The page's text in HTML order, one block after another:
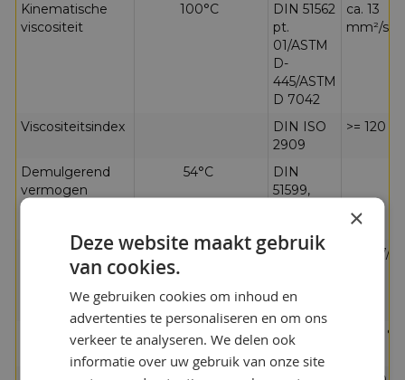
Kinematische
viscositeit
100°C
DIN 51562
pt.
01/ASTM
D-
445/ASTM
D 7042
ca. 13
mm²/s
Viscositeitsindex
DIN ISO
2909
>= 120
Demulgerend
vermogen
54°C
DIN
51599,
Demulgerend
vermogen
82 °C
DIN ISO
ASTM D
40/37/3
Gietpunt
DIN ISO
<= -45 °C
×
Deze website maakt gebruik
van cookies.
We gebruiken cookies om inhoud en
advertenties te personaliseren en om ons
verkeer te analyseren. We delen ook
informatie over uw gebruik van onze site